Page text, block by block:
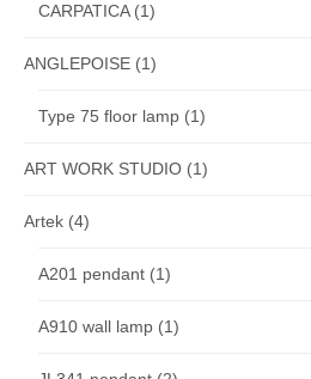
CARPATICA(1)
ANGLEPOISE (1)
Type 75 floor lamp (1)
ART WORK STUDIO (1)
Artek (4)
A201 pendant (1)
A910 wall lamp (1)